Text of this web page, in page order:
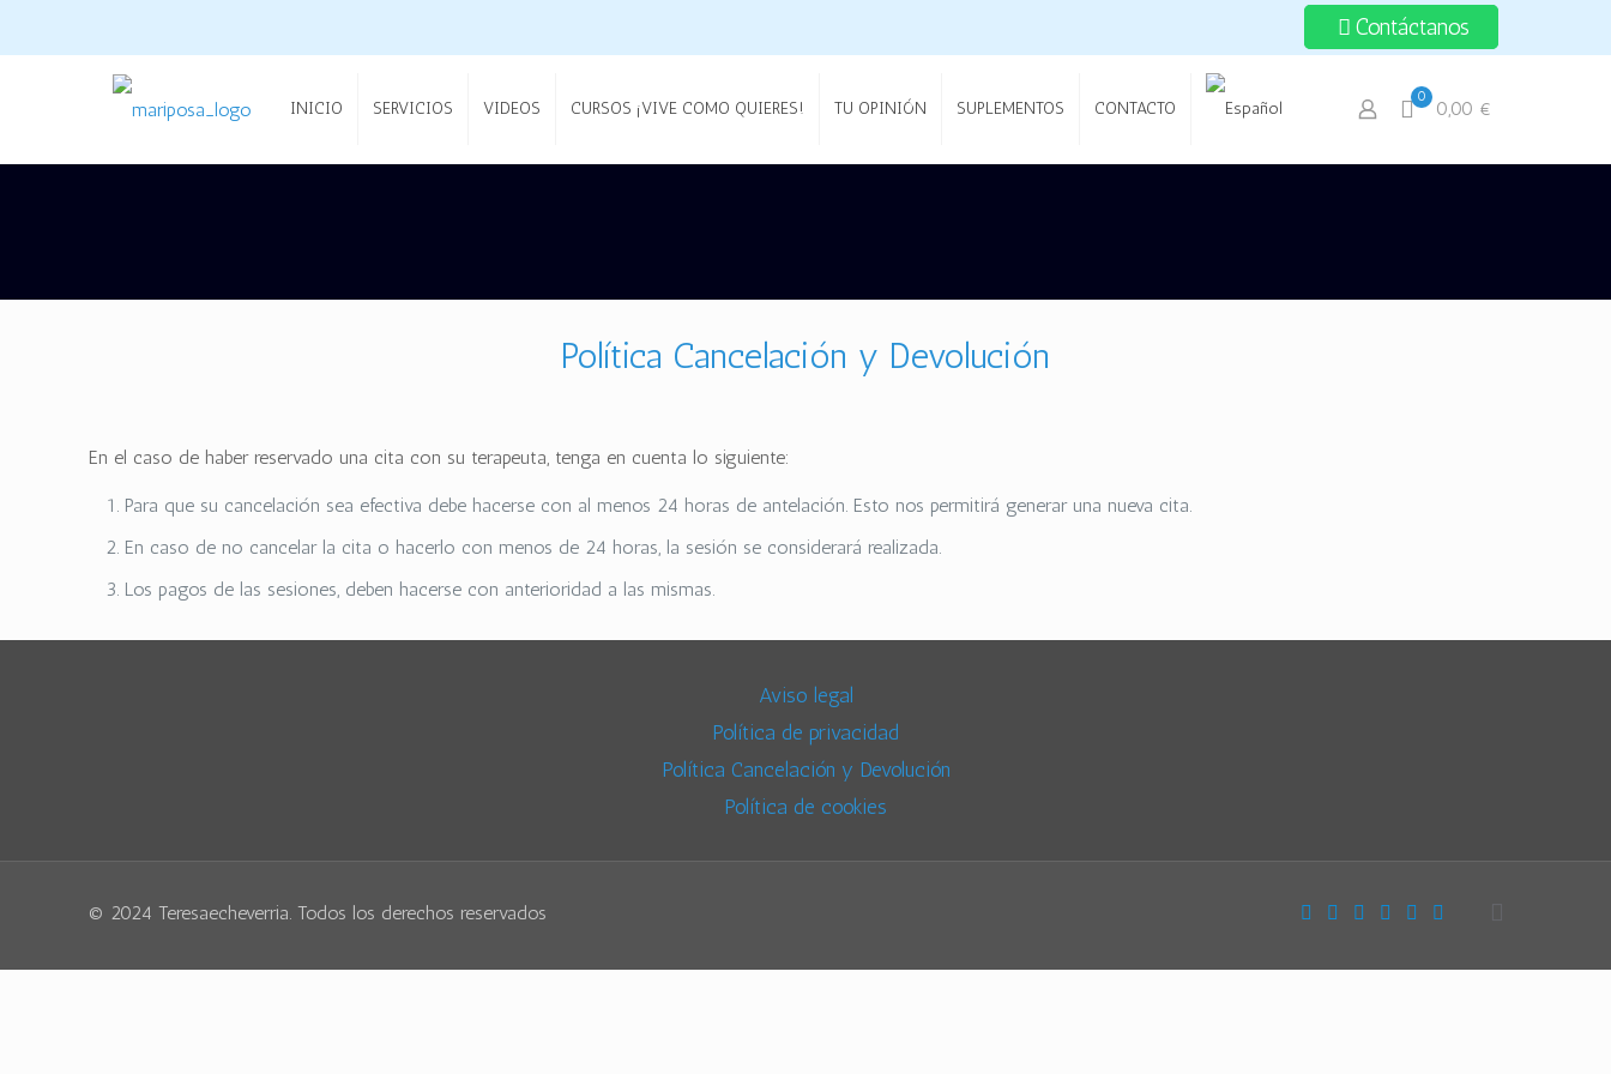
Contáctanos
INICIO SERVICIOS VIDEOS CURSOS ¡VIVE COMO QUIERES! TU OPINIÓN SUPLEMENTOS CONTACTO
0
0,00 €
Política Cancelación y Devolución
En el caso de haber reservado una cita con su terapeuta, tenga en cuenta lo siguiente:
Para que su cancelación sea efectiva debe hacerse con al menos 24 horas de antelación. Esto nos permitirá generar una nueva cita.
En caso de no cancelar la cita o hacerlo con menos de 24 horas, la sesión se considerará realizada.
Los pagos de las sesiones, deben hacerse con anterioridad a las mismas.
Aviso legal
Política de privacidad
Política Cancelación y Devolución
Política de cookies
© 2024 Teresaecheverria. Todos los derechos reservados